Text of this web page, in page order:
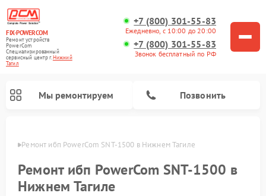
FIX-POWERCOM
Ремонт устройств
PowerCom
Специализированный
cервисный центр г.Нижний
Тагил
+7 (800) 301-55-83
Ежедневно, с 10:00 до 20:00
+7 (800) 301-55-83
Звонок бесплатный по РФ
Мы ремонтируем Позвонить
Ремонт ибп PowerCom SNT-1500 в Нижнем Тагиле
Ремонт ибп PowerCom SNT-1500 в
Нижнем Тагиле